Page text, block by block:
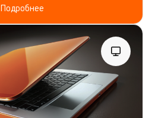
Подробнее